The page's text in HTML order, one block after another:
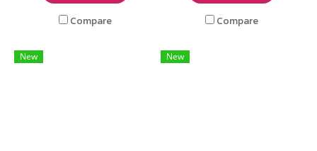
Compare
Compare
New New